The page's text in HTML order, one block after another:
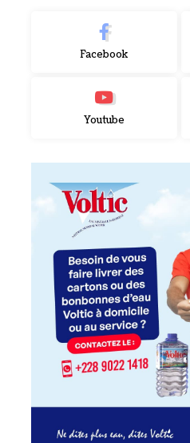
Facebook
Youtube